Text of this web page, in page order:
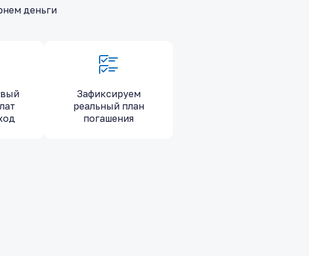
деньги
Зафиксируем
реальный план
погашения